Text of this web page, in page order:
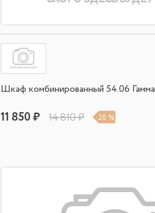
Шкаф комбинированный 54.06 Гамма
11 850 ₽ 14 810 ₽ 20 %